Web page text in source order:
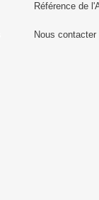
Référence de
Nous contacter